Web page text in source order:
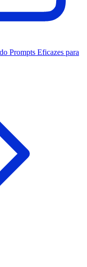
Prompts Eficazes para